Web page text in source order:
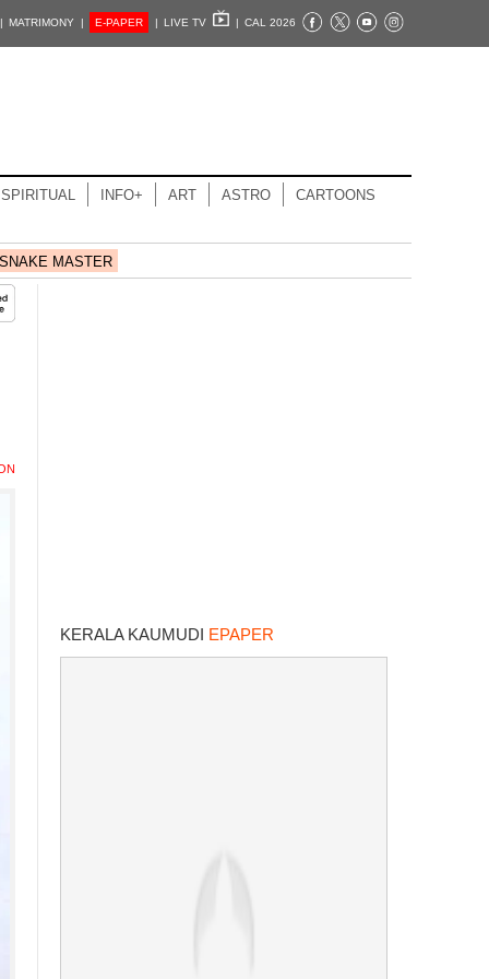
MATRIMONY | E-PAPER | LIVE TV | CAL 2026
SPIRITUAL INFO+ ART ASTRO CARTOONS
MASTER
KERALA KAUMUDI EPAPER